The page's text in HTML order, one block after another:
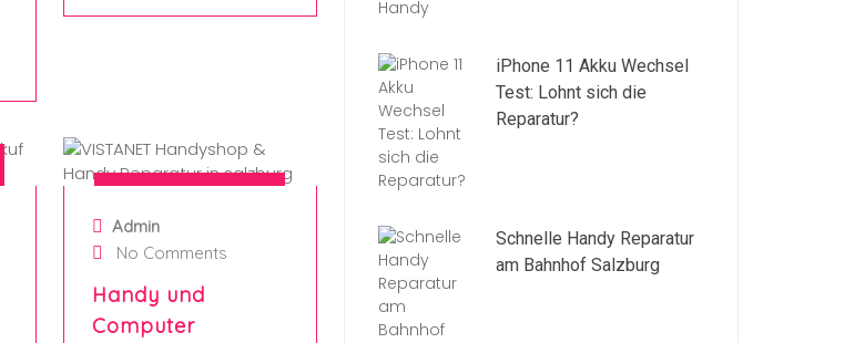
Admin
No Comments
Handy und
Computer
iPhone 11 Akku Wechsel
Test: Lohnt sich die
Reparatur?
Schnelle Handy Reparatur
am Bahnhof Salzburg